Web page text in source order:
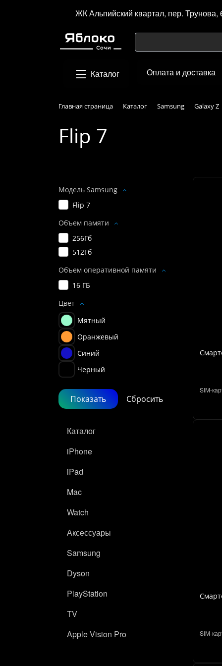
ЖК Альпийский квартал, пер. Трунова,
Каталог Оплата и доставка
Главная страница Каталог Samsung Galaxy Z
Flip 7
Модель Samsung
Flip 7
Объем памяти
256Гб
512Гб
Объем оперативной памяти
16 ГБ
Цвет
Мятный
Оранжевый
Синий
Черный
Каталог
iPhone
iPad
Mac
Watch
Аксессуары
Samsung
Dyson
PlayStation
TV
Apple Vision Pro
SIM-
SIM-